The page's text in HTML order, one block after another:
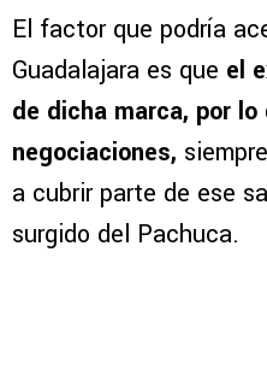
El factor que podría
Guadalajara es que el
de dicha marca, por
negociaciones,
a cubrir parte de ese
surgido del Pachuca.